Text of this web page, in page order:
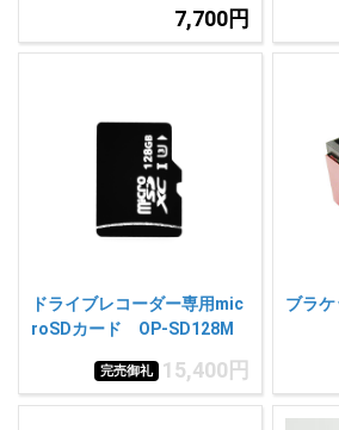
7,700円
ドライブレコーダー専用mic
roSDカード OP-SD128M
完売御礼 15,400円
ブラケ